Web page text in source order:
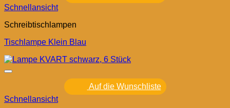
Schnellansicht
Schreibtischlampen
Tischlampe Klein Blau
Auf die Wunschliste
Schnellansicht